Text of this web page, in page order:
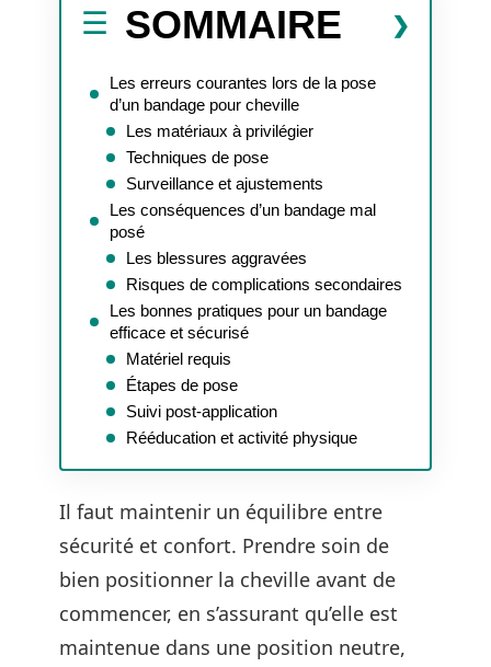
SOMMAIRE
Les erreurs courantes lors de la pose
d’un bandage pour cheville
Les matériaux à privilégier
Techniques de pose
Surveillance et ajustements
Les conséquences d’un bandage mal
posé
Les blessures aggravées
Risques de complications secondaires
Les bonnes pratiques pour un bandage
efficace et sécurisé
Matériel requis
Étapes de pose
Suivi post-application
Rééducation et activité physique
Il faut maintenir un équilibre entre
sécurité et confort. Prendre soin de
bien positionner la cheville avant de
commencer, en s’assurant qu’elle est
maintenue dans une position neutre,